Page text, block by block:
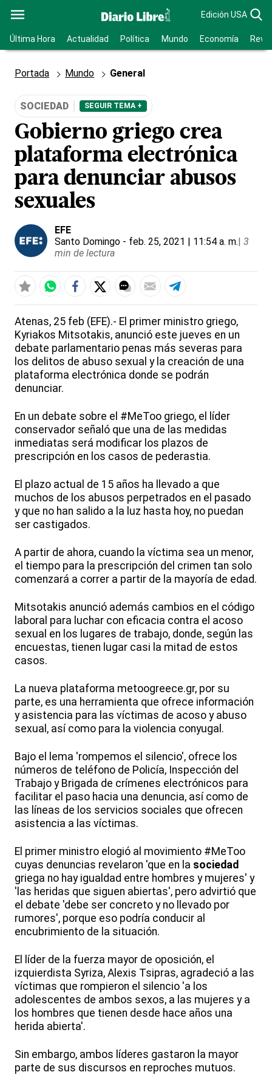
Edición USA
Última Hora Actualidad Política Mundo Economía
Portada Mundo General
SOCIEDAD SEGUIR TEMA +
Gobierno griego crea
plataforma electrónica
para denunciar abusos
sexuales
EFE
Santo Domingo - feb. 25, 2021 | 11:54 a. m.| 3
min de lectura
Atenas, 25 feb (EFE).- El primer ministro griego,
Kyriakos Mitsotakis, anunció este jueves en un
debate parlamentario penas más severas para
los delitos de abuso sexual y la creación de una
plataforma electrónica donde se podrán
denunciar.
En un debate sobre el #MeToo griego, el líder
conservador señaló que una de las medidas
inmediatas será modificar los plazos de
prescripción en los casos de pederastia.
El plazo actual de 15 años ha llevado a que
muchos de los abusos perpetrados en el pasado
y que no han salido a la luz hasta hoy, no puedan
ser castigados.
A partir de ahora, cuando la víctima sea un menor,
el tiempo para la prescripción del crimen tan solo
comenzará a correr a partir de la mayoría de edad.
Mitsotakis anunció además cambios en el código
laboral para luchar con eficacia contra el acoso
sexual en los lugares de trabajo, donde, según las
encuestas, tienen lugar casi la mitad de estos
casos.
La nueva plataforma metoogreece.gr, por su
parte, es una herramienta que ofrece información
y asistencia para las víctimas de acoso y abuso
sexual, así como para la violencia conyugal.
Bajo el lema 'rompemos el silencio', ofrece los
números de teléfono de Policía, Inspección del
Trabajo y Brigada de crímenes electrónicos para
facilitar el paso hacia una denuncia, así como de
las líneas de los servicios sociales que ofrecen
asistencia a las víctimas.
El primer ministro elogió al movimiento #MeToo
cuyas denuncias revelaron 'que en la sociedad
griega no hay igualdad entre hombres y mujeres' y
'las heridas que siguen abiertas', pero advirtió que
el debate 'debe ser concreto y no llevado por
rumores', porque eso podría conducir al
encubrimiento de la situación.
El líder de la fuerza mayor de oposición, el
izquierdista Syriza, Alexis Tsipras, agradeció a las
víctimas que rompieron el silencio 'a los
adolescentes de ambos sexos, a las mujeres y a
los hombres que tienen desde hace años una
herida abierta'.
Sin embargo, ambos líderes gastaron la mayor
parte de sus discursos en reproches mutuos.